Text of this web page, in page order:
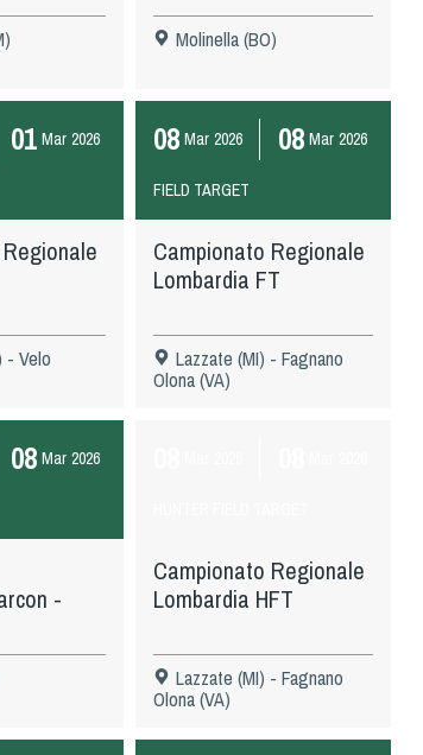
Molinella (BO)
01 Mar 2026
- Velo
08 Mar 2026 08 Mar 2026
FIELD TARGET
Campionato Regionale
Lombardia FT
Lazzate (MI) - Fagnano
Olona (VA)
08 Mar 2026
-
Campionato Regionale
Lombardia HFT
Lazzate (MI) - Fagnano
Olona (VA)